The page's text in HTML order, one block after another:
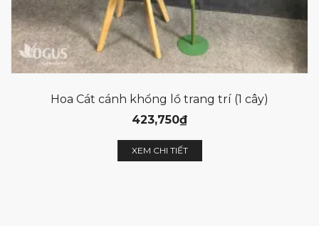
Hoa Cát cánh khổng lồ trang trí (1 cây)
423,750₫
XEM CHI TIẾT